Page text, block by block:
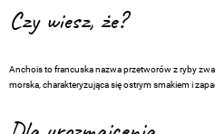
Czy wiesz, że?
Anchois to francuska nazwa przetworów z ryby
morska, charakteryzująca się ostrym smakiem i